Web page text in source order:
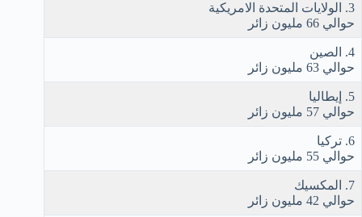
3. الولايات المتحدة الامريكية
حوالي 66 مليون زائر
4. الصين
حوالي 63 مليون زائر
5. إيطاليا
حوالي 57 مليون زائر
6. تركيا
حوالي 55 مليون زائر
7. المكسيك
حوالي 42 مليون زائر